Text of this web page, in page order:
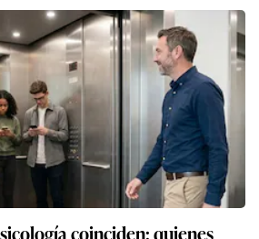
coinciden: quienes